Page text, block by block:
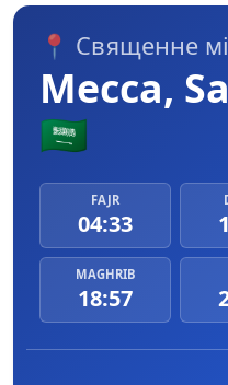
📍 Священне
Mecca,
🇸🇦
FAJR
04:33
MAGHRIB
18:57